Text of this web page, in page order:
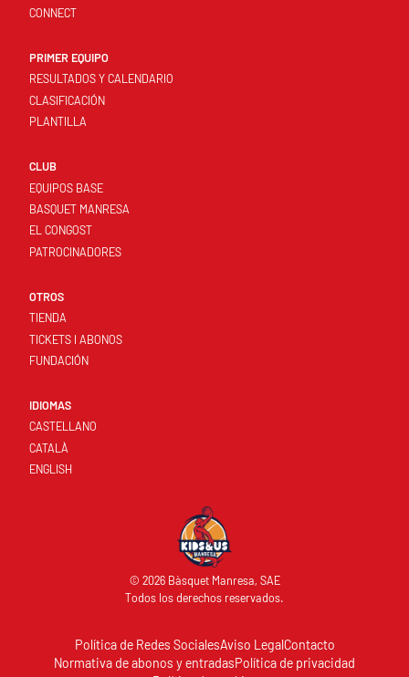
CONNECT
PRIMER EQUIPO
RESULTADOS Y CALENDARIO
CLASIFICACIÓN
PLANTILLA
CLUB
EQUIPOS BASE
BASQUET MANRESA
EL CONGOST
PATROCINADORES
OTROS
TIENDA
TICKETS I ABONOS
FUNDACIÓN
IDIOMAS
CASTELLANO
CATALÀ
ENGLISH
© 2026 Bàsquet Manresa, SAE
Todos los derechos reservados.
Política de Redes SocialesAviso LegalContacto
Normativa de abonos y entradasPolítica de privacidad